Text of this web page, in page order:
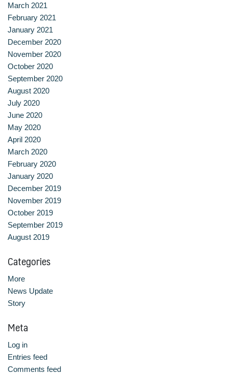
March 2021
February 2021
January 2021
December 2020
November 2020
October 2020
September 2020
August 2020
July 2020
June 2020
May 2020
April 2020
March 2020
February 2020
January 2020
December 2019
November 2019
October 2019
September 2019
August 2019
Categories
More
News Update
Story
Meta
Log in
Entries feed
Comments feed